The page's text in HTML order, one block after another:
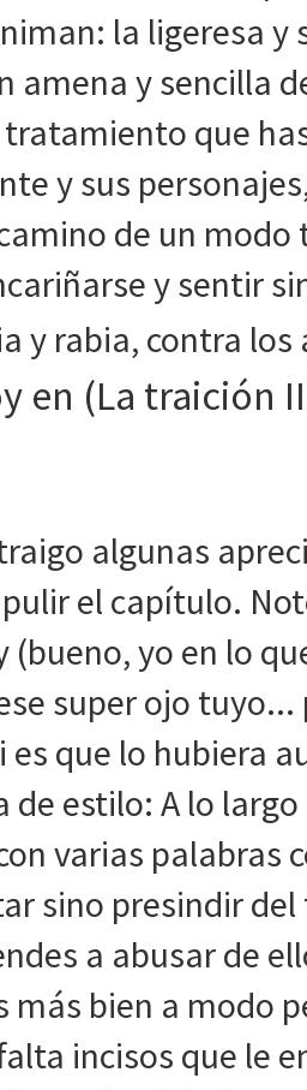
la ligeresa
amena y sencilla
que
y sus
de un modo
y sentir
y rabia, contra
en (La traición
algunas
el capítulo.
(bueno, yo en lo
super ojo
es que lo hubiera
de estilo: A lo
varias palabras
sino presindir
a abusar de
más bien a modo
incisos que le